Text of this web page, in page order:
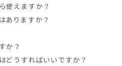
使えますか？
ありますか？
か？
どうすればいいですか？